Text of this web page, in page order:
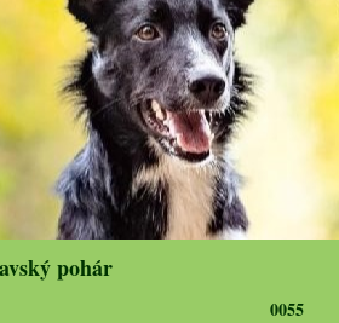
pohár
0055